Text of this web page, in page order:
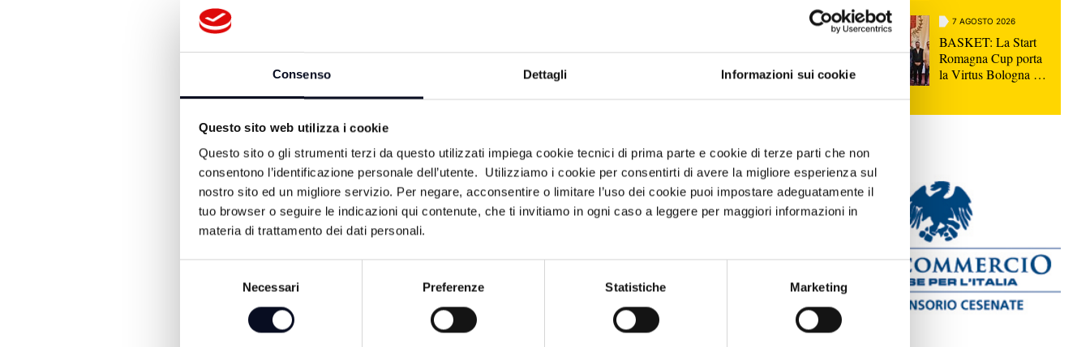
Consenso Dettagli Informazioni sui cookie
Questo sito web utilizza i cookie
Questo sito o gli strumenti terzi da questo utilizzati impiega cookie tecnici di prima parte e cookie di terze parti che non
consentono l’identificazione personale dell’utente. Utilizziamo i cookie per consentirti di avere la migliore esperienza sul
nostro sito ed un migliore servizio. Per negare, acconsentire o limitare l’uso dei cookie puoi impostare adeguatamente il
tuo browser o seguire le indicazioni qui contenute, che ti invitiamo in ogni caso a leggere per maggiori informazioni in
materia di trattamento dei dati personali.
Necessari Preferenze Statistiche Marketing
numero.
In Emilia-Romagna, le centrali operative per la gestione delle chiamate sono due, a Bologna e a
introdotte dal nuovo modello, la capacità di localizzare il chiamante in tempo reale per un
intervento più rapido. Il numero unico per le chiamate, 112, sarà attivo su tutto il suolo regionale
7 AGOSTO 2026
BASKET: La Start
Romagna Cup porta
la Virtus Bologna sul